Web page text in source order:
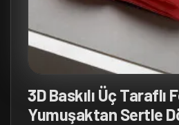
3D Baskılı Üç Taraflı
Yumuşaktan Sertle